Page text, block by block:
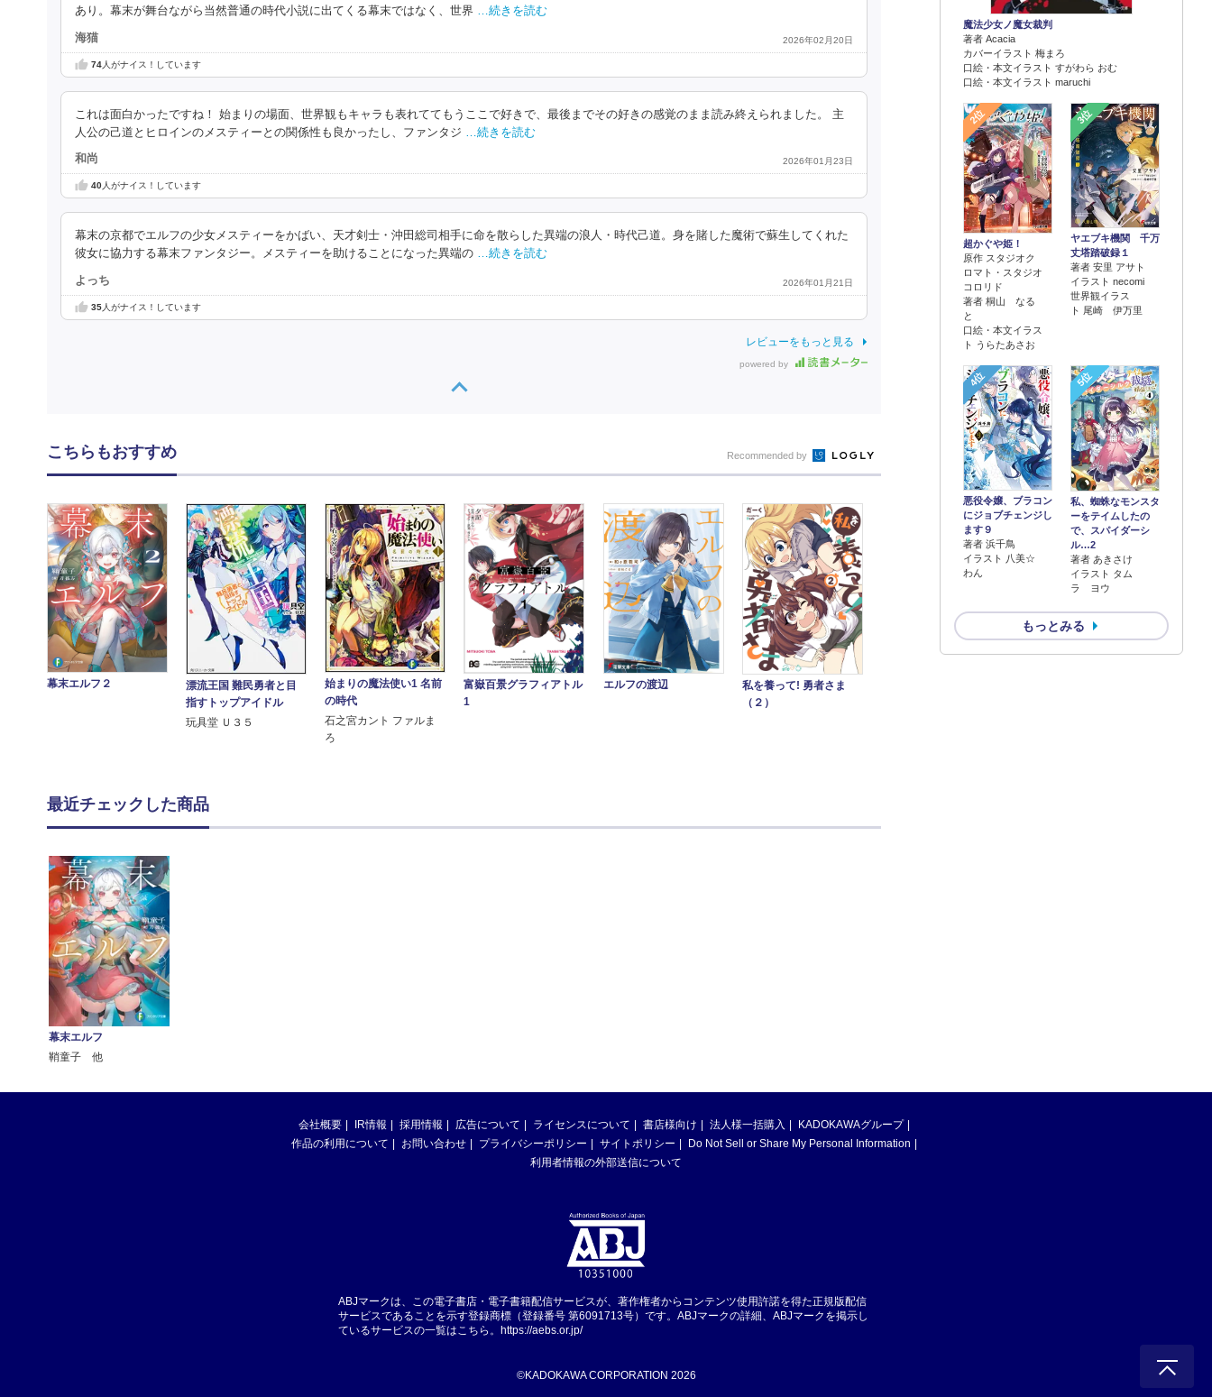
あり。幕末が舞台ながら当然普通の時代小説に出てくる幕末ではなく、世界 …続きを読む
海猫 2026年02月20日
74人がナイス！しています
これは面白かったですね！ 始まりの場面、世界観もキャラも表れててもうここで好きで、最後までその好きの感覚のまま読み終えられました。 主
人公の己道とヒロインのメスティーとの関係性も良かったし、ファンタジ
…続きを読む
和尚 2026年01月23日
40人がナイス！しています
幕末の京都でエルフの少女メスティーをかばい、天才剣士・沖田総司相手に命を散らした異端の浪人・時代己道。身を賭した魔術で蘇生してくれた
彼女に協力する幕末ファンタジー。メスティーを助けることになった異端の …続きを読む
よっち 2026年01月21日
35人がナイス！しています
レビューをもっと見る
powered by
魔法少女ノ魔女裁判
著者 Acacia
カバーイラスト 梅まろ
口絵・本文イラスト すがわら おむ
口絵・本文イラスト maruchi
2位
超かぐや姫！
原作 スタジオク
ロマト・スタジオ
コロリド
著者 桐山 なる
と
口絵・本文イラス
ト うらたあさお
3位
ヤエブキ機関 千万
丈塔踏破録１
著者 安里 アサト
イラスト necomi
世界観イラス
ト 尾崎 伊万里
4位
悪役令嬢、ブラコン
にジョブチェンジし
ます９
著者 浜千鳥
イラスト 八美☆
わん
5位
私、蜘蛛なモンスタ
ーをテイムしたの
で、スパイダーシ
ル…2
著者 あきさけ
イラスト タム
ラ ヨウ
もっとみる
こちらもおすすめ Recommended by
幕末エルフ２
漂流王国 難民勇者と目
指すトップアイドル
玩具堂 Ｕ３５
始まりの魔法使い1 名前
の時代
石之宮カント ファルま
ろ
富嶽百景グラフィアトル
1
エルフの渡辺
私を養って! 勇者さま
（２）
最近チェックした商品
幕末エルフ
鞘童子 他
会社概要 IR情報 採用情報 広告について ライセンスについて 書店様向け 法人様一括購入
KADOKAWAグループ
作品の利用について
お問い合わせ プライバシーポリシー サイトポリシー
Do Not Sell or Share My Personal Information
利用者情報の外部送信について
ABJマークは、この電子書店・電子書籍配信サービスが、著作権者からコンテンツ使用許諾を得た正規版配信
サービスであることを示す登録商標（登録番号 第6091713号）です。ABJマークの詳細、ABJマークを掲示し
ているサービスの一覧はこちら。 https://aebs.or.jp/
©KADOKAWA CORPORATION 2026